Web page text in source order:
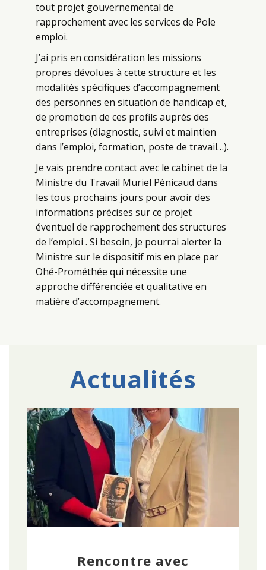
tout projet gouvernemental de
rapprochement avec les services de Pole
emploi.
J’ai pris en considération les missions
propres dévolues à cette structure et les
modalités spécifiques d’accompagnement
des personnes en situation de handicap et,
de promotion de ces profils auprès des
entreprises (diagnostic, suivi et maintien
dans l’emploi, formation, poste de travail…).
Je vais prendre contact avec le cabinet de la
Ministre du Travail Muriel Pénicaud dans
les tous prochains jours pour avoir des
informations précises sur ce projet
éventuel de rapprochement des structures
de l’emploi . Si besoin, je pourrai alerter la
Ministre sur le dispositif mis en place par
Ohé-Prométhée qui nécessite une
approche différenciée et qualitative en
matière d’accompagnement.
Actualités
Rencontre avec